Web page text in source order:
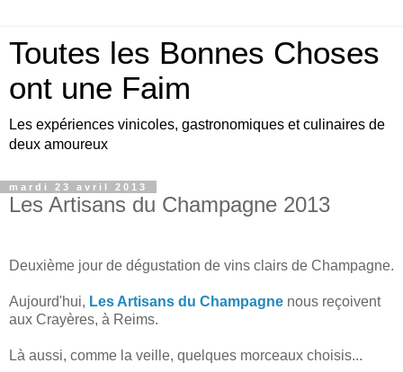
Toutes les Bonnes Choses
ont une Faim
Les expériences vinicoles, gastronomiques et culinaires de
deux amoureux
mardi 23 avril 2013
Les Artisans du Champagne 2013
Deuxième jour de dégustation de vins clairs de Champagne.
Aujourd'hui, Les Artisans du Champagne nous reçoivent
aux Crayères, à Reims.
Là aussi, comme la veille, quelques morceaux choisis...